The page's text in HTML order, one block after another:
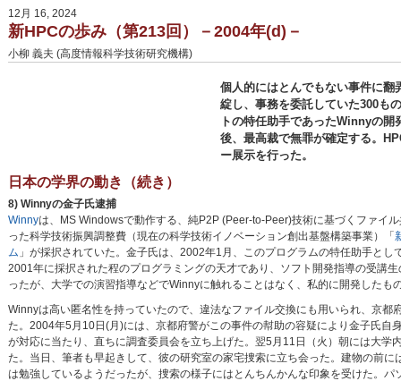
12月 16, 2024
新HPCの歩み（第213回）－2004年(d)－
小柳 義夫 (高度情報科学技術研究機構)
個人的にはとんでもない事件に翻
綻し、事務を委託していた300も
トの特任助手であったWinnyの
後、最高裁で無罪が確定する。
ー展示を行った。
日本の学界の動き（続き）
8) Winnyの金子氏逮捕
Winnyは、MS Windowsで動作する、純P2P (Peer-to-Peer)技術に基づくファイ
った科学技術振興調整費（現在の科学技術イノベーション創出基盤構築事業）「
ム 」が採択されていた。金子氏は、2002年1月、このプログラムの特任助手と
2001年に採択された程のプログラミングの天才であり、ソフト開発指導の受講
ったが、大学での演習指導などでWinnyに触れることはなく、私的に開発したも
Winnyは高い匿名性を持っていたので、違法なファイル交換にも用いられ、京
た。2004年5月10日(月)には、京都府警がこの事件の幇助の容疑により金子氏
が対応に当たり、直ちに調査委員会を立ち上げた。翌5月11日（火）朝には大
た。当日、筆者も早起きして、彼の研究室の家宅捜索に立ち会った。建物の前
は勉強しているようだったが、捜索の様子にはとんちんかんな印象を受けた。